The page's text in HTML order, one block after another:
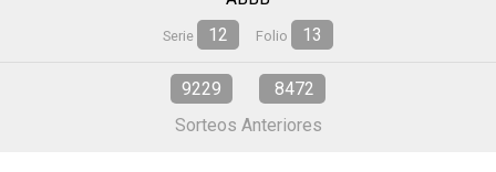
Serie 12 Folio 13
9229
8472
Sorteos Anteriores